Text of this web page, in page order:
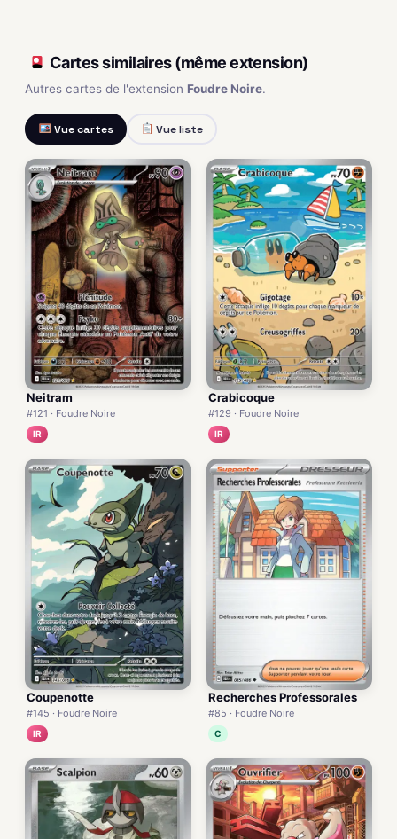
Cartes similaires (même extension)
Autres cartes de l'extension Foudre Noire.
Vue cartes Vue liste
Neitram
#121 · Foudre Noire
IR
Crabicoque
#129 · Foudre Noire
IR
Coupenotte
#145 · Foudre Noire
IR
Recherches Professorales
#85 · Foudre Noire
C